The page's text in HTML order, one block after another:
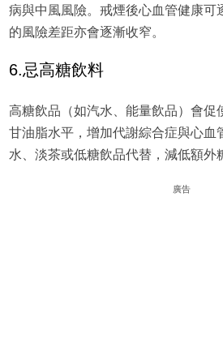
病與中風風險。戒煙後心血管健康可
的風險差距亦會逐漸收窄。
6.忌高糖飲料
高糖飲品（如汽水、能量飲品）會促
甘油脂水平，增加代謝綜合症與心血
水、淡茶或低糖飲品代替，減低額外
廣告